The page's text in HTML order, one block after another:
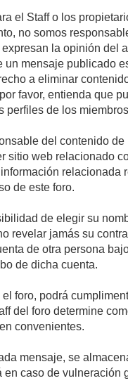
el Staff o los
no somos
la opinión del
mensaje publicado
a eliminar
favor, entienda que
perfiles de los
del contenido
sitio web relacionado
de este foro.
de elegir su
revelar jamás su
de otra persona
de dicha cuenta.
foro, podrá
del foro determine
convenientes.
mensaje, se
caso de vulneración